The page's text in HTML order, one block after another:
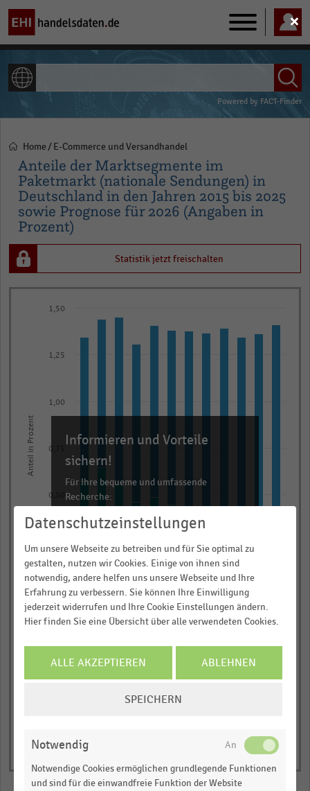
Main
navigation
Powered by FACT-Finder
Pfadnavigation
Home E-Commerce und Versandhandel
Anteile der Marktsegmente im
Paketmarkt (nationale Sendungen) in
Deutschland in den Jahren 2015 bis 2025
sowie Prognose für 2026 (Angaben in
Prozent)
Statistik jetzt freischalten
chart
has
displaying
categories.
12
categories.
The
chart
has
Prozent.
Anteil in Prozent
201520162017201820192020202120222023202420252026*
0,00
0,50
0,75
1,00
1,25
1,50
interactive
Informieren und Vorteile
sichern!
Für Ihre bequeme und umfassende
Recherche:
Über 300.000 Daten und Kennzahlen
Rund 25.000 Statistiken
Download als Excel, PNG, PDF
… und vieles mehr!
JETZT INFORMIEREN
Datenschutzeinstellungen
Um unsere Webseite zu betreiben und für Sie optimal zu
gestalten, nutzen wir Cookies. Einige von ihnen sind
notwendig, andere helfen uns unsere Webseite und Ihre
Erfahrung zu verbessern. Sie können Ihre Einwilligung
jederzeit widerrufen und Ihre Cookie Einstellungen ändern.
Hier finden Sie eine Übersicht über alle verwendeten Cookies.
ALLE AKZEPTIEREN ABLEHNEN
SPEICHERN
Notwendig
Notwendige Cookies ermöglichen grundlegende Funktionen
und sind für die einwandfreie Funktion der Website